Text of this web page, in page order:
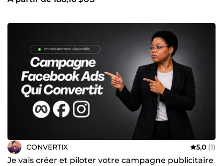
CONVERTIX 5,0 (1)
Je vais créer et piloter votre campagne publicitaire